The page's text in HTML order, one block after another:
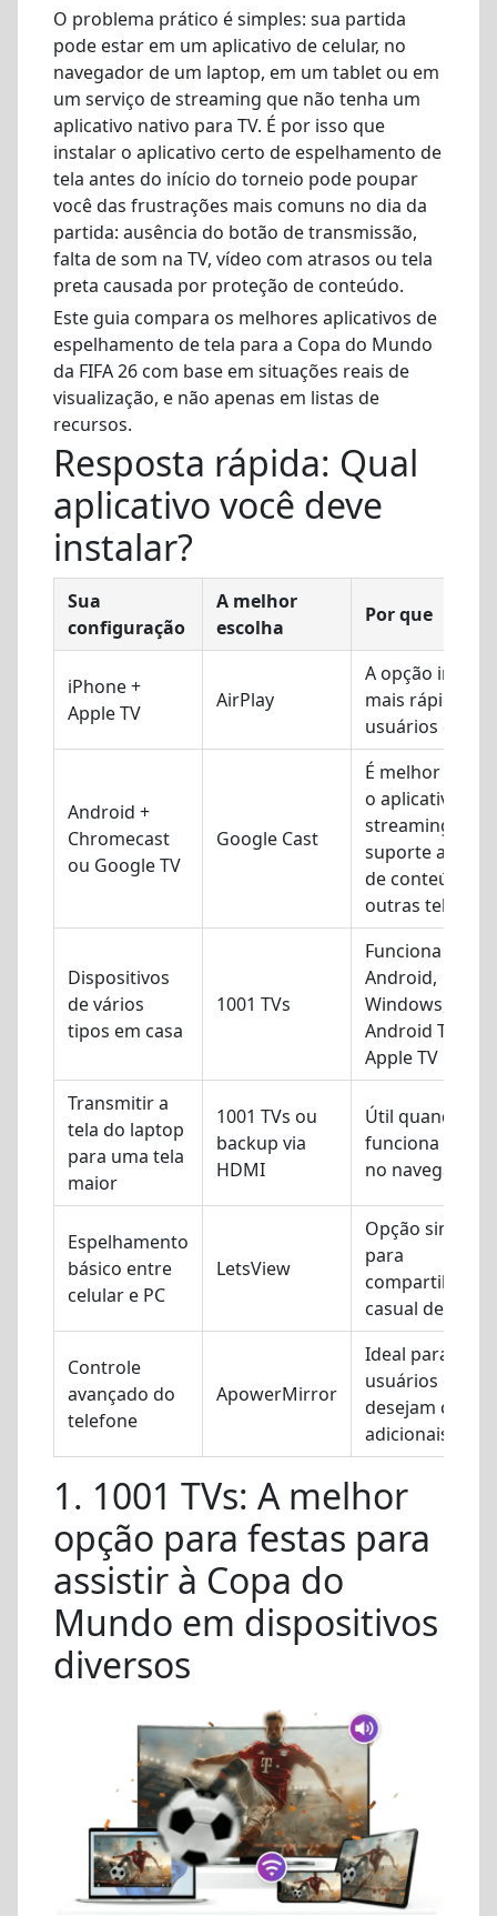
O problema prático é simples: sua partida
pode estar em um aplicativo de celular, no
navegador de um laptop, em um tablet ou em
um serviço de streaming que não tenha um
aplicativo nativo para TV. É por isso que
instalar o aplicativo certo de espelhamento de
tela antes do início do torneio pode poupar
você das frustrações mais comuns no dia da
partida: ausência do botão de transmissão,
falta de som na TV, vídeo com atrasos ou tela
preta causada por proteção de conteúdo.
Este guia compara os melhores aplicativos de
espelhamento de tela para a Copa do Mundo
da FIFA 26 com base em situações reais de
visualização, e não apenas em listas de
recursos.
Resposta rápida: Qual
aplicativo você deve
instalar?
Sua
configuração
A melhor
escolha
Por que
iPhone +
Apple TV
AirPlay
A opção
mais rápida
usuários da
Android +
Chromecast
ou Google TV
Google Cast
É melhor
o aplicativo de
streaming
suporte ao
de conteúdo
outras telas
Dispositivos
de vários
tipos em casa
1001 TVs
Funciona no
Android,
Windows, Mac,
Android TV e
Apple TV
Transmitir a
tela do laptop
para uma tela
maior
1001 TVs ou
backup via
HDMI
Útil quando o
funciona
no navegador
Espelhamento
básico entre
celular e PC
LetsView
Opção simples
para
casual de tela
Controle
avançado do
telefone
ApowerMirror
Ideal para
usuários que
desejam
adicionais
1. 1001 TVs: A melhor
opção para festas para
assistir à Copa do
Mundo em dispositivos
diversos